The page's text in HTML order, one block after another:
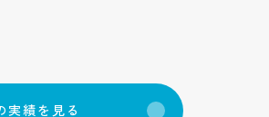
実績を 見 る